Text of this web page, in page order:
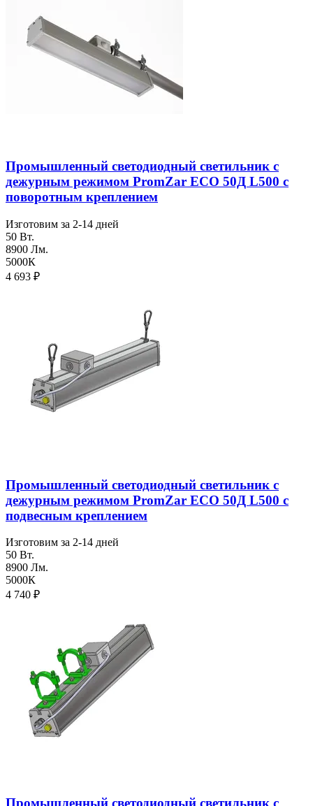
Промышленный светодиодный светильник с
дежурным режимом PromZar ECO 50Д L500 с
поворотным креплением
Изготовим за 2-14 дней
50 Вт.
8900 Лм.
5000К
4 693 ₽
Промышленный светодиодный светильник с
дежурным режимом PromZar ECO 50Д L500 с
подвесным креплением
Изготовим за 2-14 дней
50 Вт.
8900 Лм.
5000К
4 740 ₽
Промышленный светодиодный светильник с